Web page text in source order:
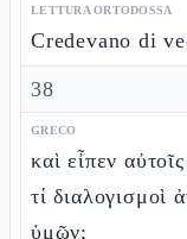
LETTURA ORTODOSSA
Credevano di
38
GRECO
καὶ εἶπεν
τί διαλογισμοὶ
ὑμῶν;